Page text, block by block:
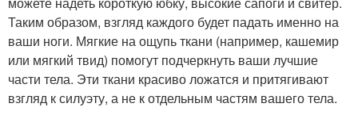
Таким образом, взгляд каждого будет падать именно на
ваши ноги. Мягкие на ощупь ткани (например, кашемир
или мягкий твид) помогут подчеркнуть ваши лучшие
части тела. Эти ткани красиво ложатся и притягивают
взгляд к силуэту, а не к отдельным частям вашего тела.